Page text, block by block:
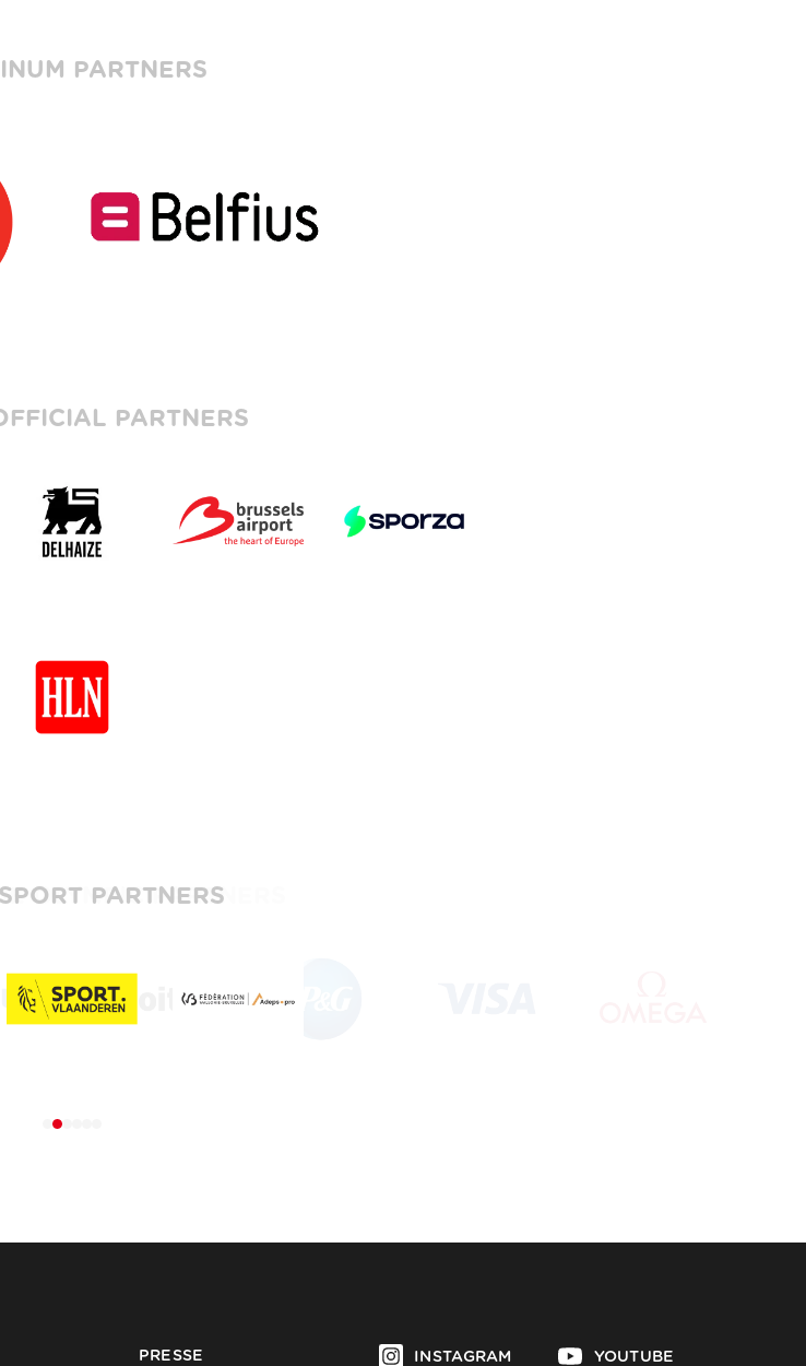
PARTNERS
PARTNERS
PARTNERS
PRESSE INSTAGRAM YOUTUBE